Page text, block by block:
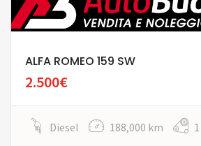
ALFA ROMEO 159 SW
2.500€
Diesel 188,000 km